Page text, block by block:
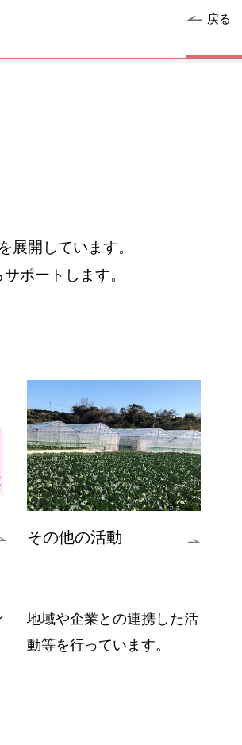
戻る
展開しています。
ポートします。
その他の活動
地域や企業との連携した活
動等を行っています。